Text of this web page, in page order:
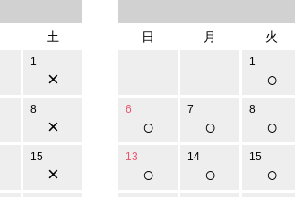
土
1
×
8
×
15
×
日 月 火
1
○
6
○
7
○
8
○
13
○
14
○
15
○